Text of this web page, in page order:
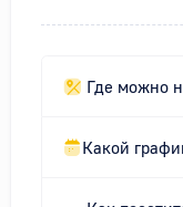
Где можно
Какой